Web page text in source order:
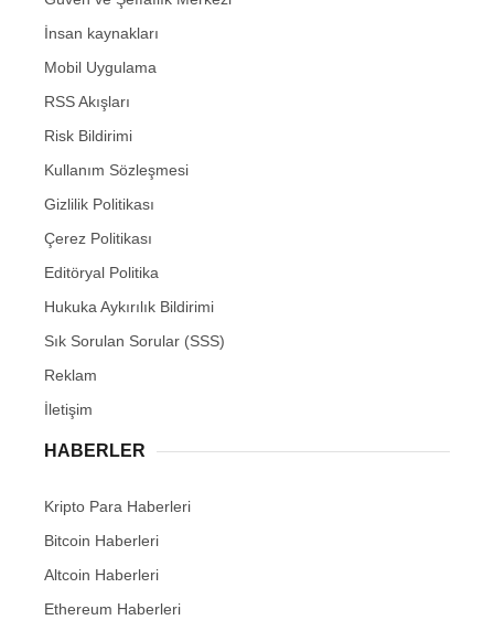
İnsan kaynakları
Mobil Uygulama
RSS Akışları
Risk Bildirimi
Kullanım Sözleşmesi
Gizlilik Politikası
Çerez Politikası
Editöryal Politika
Hukuka Aykırılık Bildirimi
Sık Sorulan Sorular (SSS)
Reklam
İletişim
HABERLER
Kripto Para Haberleri
Bitcoin Haberleri
Altcoin Haberleri
Ethereum Haberleri